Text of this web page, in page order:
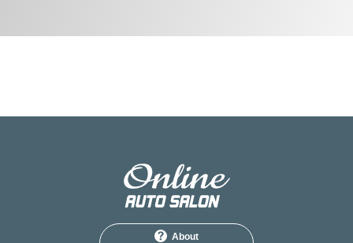
About